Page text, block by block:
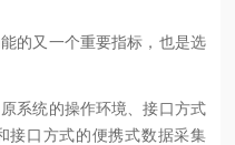
又一个重要指标，也是选
统的操作环境、接口方式
接口方式的便携式数据采集